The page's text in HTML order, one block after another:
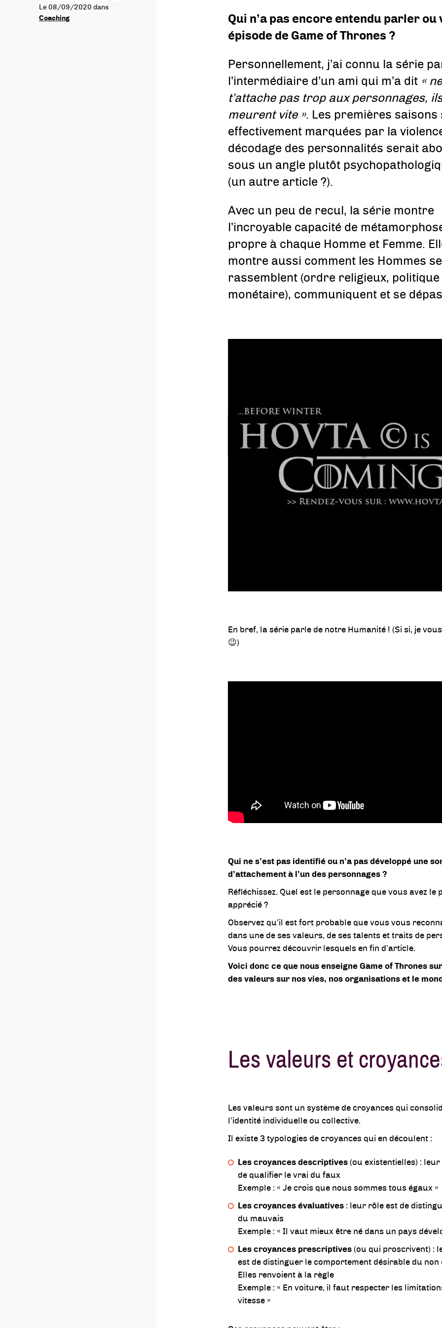
Le 08/09/2020 dans
Coaching
Qui n’a pas encore entendu parler ou
épisode de Game of Thrones ?
Personnellement, j’ai connu la série
l’intermédiaire d’un ami qui m’a dit «
t’attache pas trop aux personnages,
meurent vite ». Les premières saisons
effectivement marquées par la
décodage des personnalités serait
sous un angle plutôt
(un autre article ?).
Avec un peu de recul, la série montre
l’incroyable capacité de
propre à chaque Homme et Femme.
montre aussi comment les Hommes se
rassemblent (ordre religieux, politique
monétaire), communiquent et se
En bref, la série parle de notre Humanité ! (Si si, je
😉)
Qui ne s’est pas identifié ou n’a pas développé une
d’attachement à l’un des personnages ?
Réfléchissez. Quel est le personnage que vous avez le
apprécié ?
Observez qu’il est fort probable que vous vous
dans une de ses valeurs, de ses talents et traits de
Vous pourrez découvrir lesquels en fin d’article.
Voici donc ce que nous enseigne Game of Thrones
des valeurs sur nos vies, nos organisations et le
Les valeurs et
Les valeurs sont un système de croyances qui
l’identité individuelle ou collective.
Il existe 3 typologies de croyances qui en découlent :
Les croyances descriptives (ou existentielles) :
de qualifier le vrai du faux
Exemple : « Je crois que nous sommes tous égaux »
Les croyances évaluatives : leur rôle est de
du mauvais
Exemple : « Il vaut mieux être né dans un pays
Les croyances prescriptives (ou qui proscrivent) :
est de distinguer le comportement désirable du non
Elles renvoient à la règle
Exemple : « En voiture, il faut respecter les
vitesse »